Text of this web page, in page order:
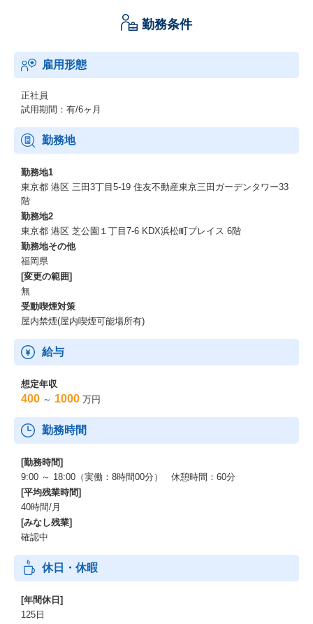
勤務条件
雇用形態
正社員
試用期間：有/6ヶ月
勤務地
勤務地1
東京都 港区 三田3丁目5-19 住友不動産東京三田ガーデンタワー33
階
勤務地2
東京都 港区 芝公園１丁目7-6 KDX浜松町プレイス 6階
勤務地その他
福岡県
[変更の範囲]
無
受動喫煙対策
屋内禁煙(屋内喫煙可能場所有)
給与
想定年収
400 ～ 1000 万円
勤務時間
[勤務時間]
9:00 ～ 18:00（実働：8時間00分） 休憩時間：60分
[平均残業時間]
40時間/月
[みなし残業]
確認中
休日・休暇
[年間休日]
125日